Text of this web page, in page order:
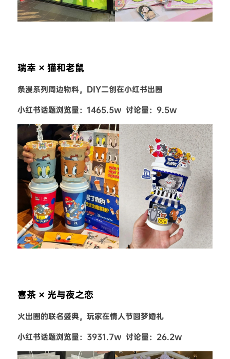
瑞幸 × 猫和老鼠
条漫系列周边物料，DIY二创在小红书出圈
小红书话题浏览量：1465.5w  讨论量：9.5w
喜茶 × 光与夜之恋
火出圈的联名盛典，玩家在情人节圆梦婚礼
小红书话题浏览量：3931.7w  讨论量：26.2w